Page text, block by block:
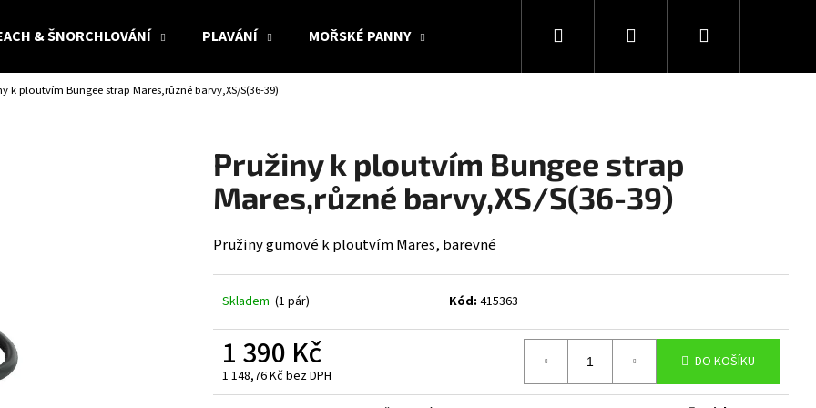
& ŠNORCHLOVÁNÍ PLAVÁNÍ MOŘSKÉ PANNY KOLEKCE SNAKESUB & DES DÁRKOVÉ
Hledat PřihlášeníNákupní
k ploutvím Bungee strap Mares,různé barvy,XS/S(36-39)
Pružiny k ploutvím Bungee strap
Mares,různé barvy,XS/S(36-39)
Pružiny gumové k ploutvím Mares, barevné
Skladem (1 pár) Kód: 415363
1 390 Kč
1 148,76 Kč bez DPH
Měrná
DO KOŠÍKU
Co potřebujete najít?
HLEDAT